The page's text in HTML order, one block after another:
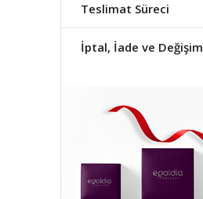
Teslimat Süreci
İptal, İade ve Değişim